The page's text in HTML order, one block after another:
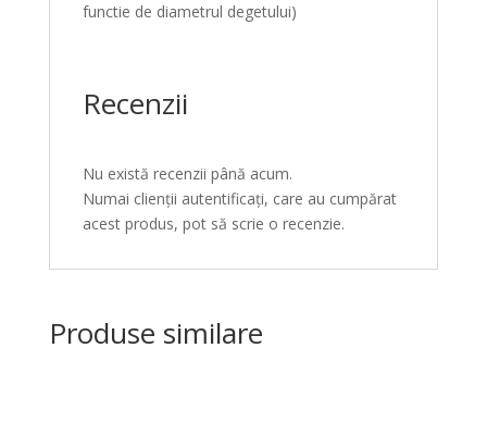
functie de diametrul degetului)
Recenzii
Nu există recenzii până acum.
Numai clienții autentificați, care au cumpărat
acest produs, pot să scrie o recenzie.
Produse similare